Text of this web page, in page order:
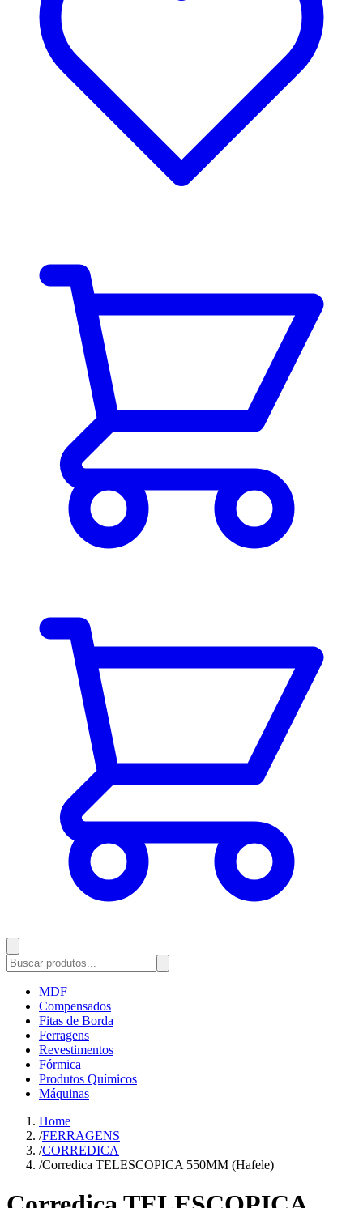
MDF
Compensados
Fitas de Borda
Ferragens
Revestimentos
Fórmica
Produtos Químicos
Máquinas
Home
/FERRAGENS
/CORREDICA
/Corredica TELESCOPICA 550MM (Hafele)